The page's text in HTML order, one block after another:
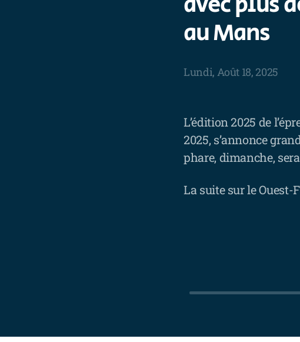
au Mans
Lundi, Août 18, 2025
L’édition 2025 de
2025, s’annonce
phare, dimanche,
La suite sur le Ouest-